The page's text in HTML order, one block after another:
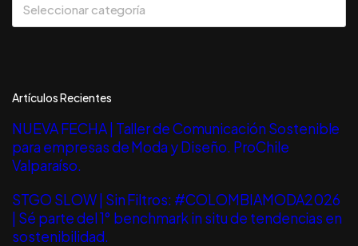
Seleccionar categoría
Artículos Recientes
NUEVA FECHA | Taller de Comunicación Sostenible
para empresas de Moda y Diseño. ProChile
Valparaíso.
STGO SLOW | Sin Filtros: #COLOMBIAMODA2026
| Sé parte del 1° benchmark in situ de tendencias en
sostenibilidad.